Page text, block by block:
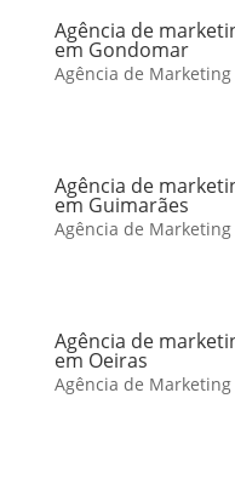
Agência de
em Gondomar
Agência de
Agência de
em Guimarães
Agência de
Agência de
em Oeiras
Agência de